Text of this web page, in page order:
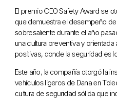
El premio CEO Safety Award se
que demuestra el desempeño
sobresaliente durante el año
una cultura preventiva y
positivas, donde la seguridad es
Este año, la compañía otorgó la
vehículos ligeros de Dana en
cultura de seguridad sólida que